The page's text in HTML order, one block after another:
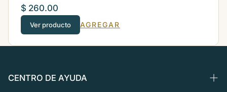
$ 260.00
Ver producto AGREGAR
CENTRO DE AYUDA